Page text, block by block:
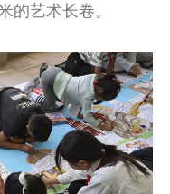
的艺术长卷。